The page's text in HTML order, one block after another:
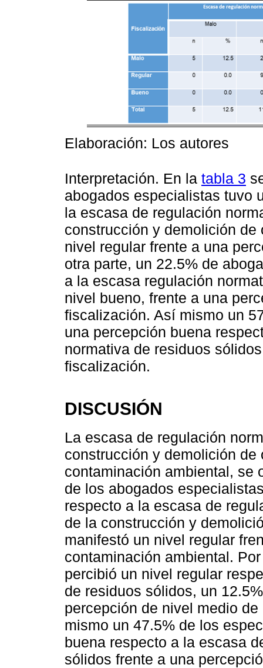
Elaboración: Los autores
Interpretación. En la tabla 3
abogados especialistas tuvo
la escasa de regulación
construcción y demolición
nivel regular frente a una
otra parte, un 22.5% de
a la escasa regulación
nivel bueno, frente a una
fiscalización. Así mismo un
una percepción buena
normativa de residuos
fiscalización.
DISCUSIÓN
La escasa de regulación
construcción y demolición
contaminación ambiental, se
de los abogados
respecto a la escasa de
de la construcción y
manifestó un nivel regular
contaminación ambiental.
percibió un nivel regular
de residuos sólidos, un
percepción de nivel medio
mismo un 47.5% de los
buena respecto a la escasa
sólidos frente a una